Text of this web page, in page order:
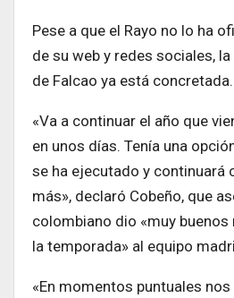
Pese a que el Rayo no lo ha
de su web y redes sociales,
de Falcao ya está concretada.
«Va a continuar el año que
en unos días. Tenía una
se ha ejecutado y continuará
más», declaró Cobeño, que
colombiano dio «muy
la temporada» al equipo
«En momentos puntuales